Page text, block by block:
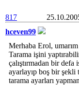
817
hceven99
Merhaba Erol,
Tarama işini
çalıştırmadan bir
ayarlayıp boş bir
tarama ayarları